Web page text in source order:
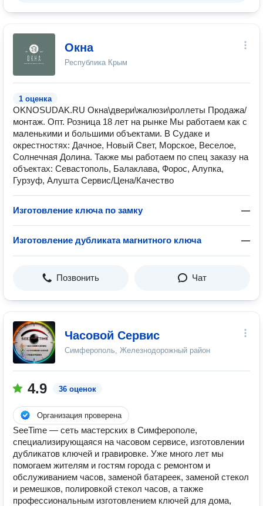
Окна
Республика Крым
1 оценка
OKNOSUDAK.RU Окна\двери\жалюзи\роллеты Продажа/
монтаж. Опт. Розница 18 лет на рынке Мы работаем как с
маленькими и большими объектами. В Судаке и
окрестностях: Дачное, Новый Свет, Морское, Веселое,
Солнечная Долина. Также мы работаем по спец заказу на
объектах: Севастополь, Балаклава, Форос, Алупка,
Гурзуф, Алушта Сервис/Цена/Качество
Изготовление ключа по замку —
Изготовление дубликата магнитного ключа —
Позвонить Чат
Часовой Сервис
Симферополь, Железнодорожный район
4.9 36 оценок
Организация проверена
SeeTime — сеть мастерских в Симферополе,
специализирующаяся на часовом сервисе, изготовлении
дубликатов ключей и гравировке. Уже много лет мы
помогаем жителям и гостям города с ремонтом и
обслуживанием часов, заменой батареек, заменой стекол
и ремешков, полировкой стекол часов, а также
профессиональным изготовлением ключей для дома,